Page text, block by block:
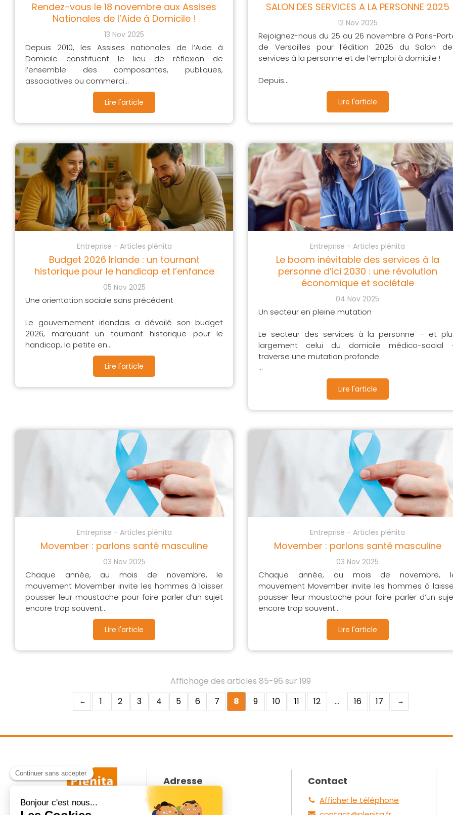
Rendez-vous le 18 novembre aux Assises
Nationales de l’Aide à Domicile !
13 Nov 2025
Depuis 2010, les Assises nationales de l’Aide à
Domicile constituent le lieu de réflexion de
l’ensemble des composantes, publiques,
associatives ou commerci...
Lire l'article
SALON DES SERVICES A LA PERSONNE 2025
12 Nov 2025
Rejoignez-nous du 25 au 26 novembre à Paris-
de Versailles pour l’édition 2025 du Salon
services à la personne et de l’emploi à domicile !
Depuis...
Lire l'article
Entreprise - Articles plénita
Budget 2026 Irlande : un tournant
historique pour le handicap et l’enfance
05 Nov 2025
Une orientation sociale sans précédent
Le gouvernement irlandais a dévoilé son budget
2026, marquant un tournant historique pour le
handicap, la petite en...
Lire l'article
Entreprise - Articles plénita
Le boom inévitable des services à la
personne d’ici 2030 : une révolution
économique et sociétale
04 Nov 2025
Un secteur en pleine mutation
Le secteur des services à la personne – et
largement celui du domicile médico-social
traverse une mutation profonde.
...
Lire l'article
Entreprise - Articles plénita
Movember : parlons santé masculine
03 Nov 2025
Chaque année, au mois de novembre, le
mouvement Movember invite les hommes à laisser
pousser leur moustache pour faire parler d’un sujet
encore trop souvent...
Lire l'article
Entreprise - Articles plénita
Movember : parlons santé masculine
03 Nov 2025
Chaque année, au mois de novembre,
mouvement Movember invite les hommes à
pousser leur moustache pour faire parler d’un
encore trop souvent...
Lire l'article
Affichage des articles 85-96 sur 199
1
2 3 4 5 6 7 8 9 10 11 12 … 16 17
Adresse
21 rue Drouot
75009Paris
Contact
Afficher le téléphone